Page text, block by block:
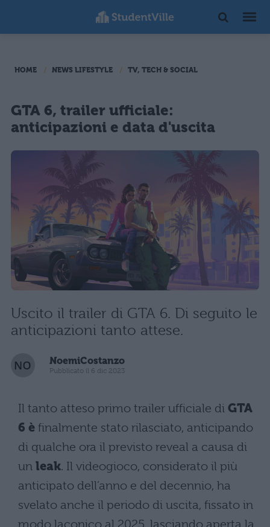
HOME NEWS LIFESTYLE TV, TECH & SOCIAL
GTA 6, trailer ufficiale:
anticipazioni e data d'uscita
Uscito il trailer di GTA 6. Di seguito le
anticipazioni tanto attese.
NoemiCostanzo
Pubblicato il 6 dic 2023
Il tanto atteso primo trailer ufficiale di GTA
6 è finalmente stato rilasciato, anticipando
di qualche ora il previsto reveal a causa di
un leak. Il videogioco, considerato il più
anticipato dell’anno e del decennio, ha
svelato anche il periodo di uscita, fissato in
modo laconico al 2025, lasciando aperta la